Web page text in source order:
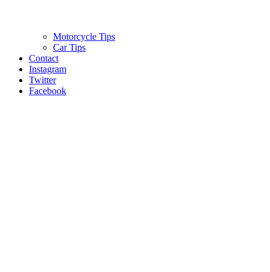
Motorcycle Tips
Car Tips
Contact
Instagram
Twitter
Facebook